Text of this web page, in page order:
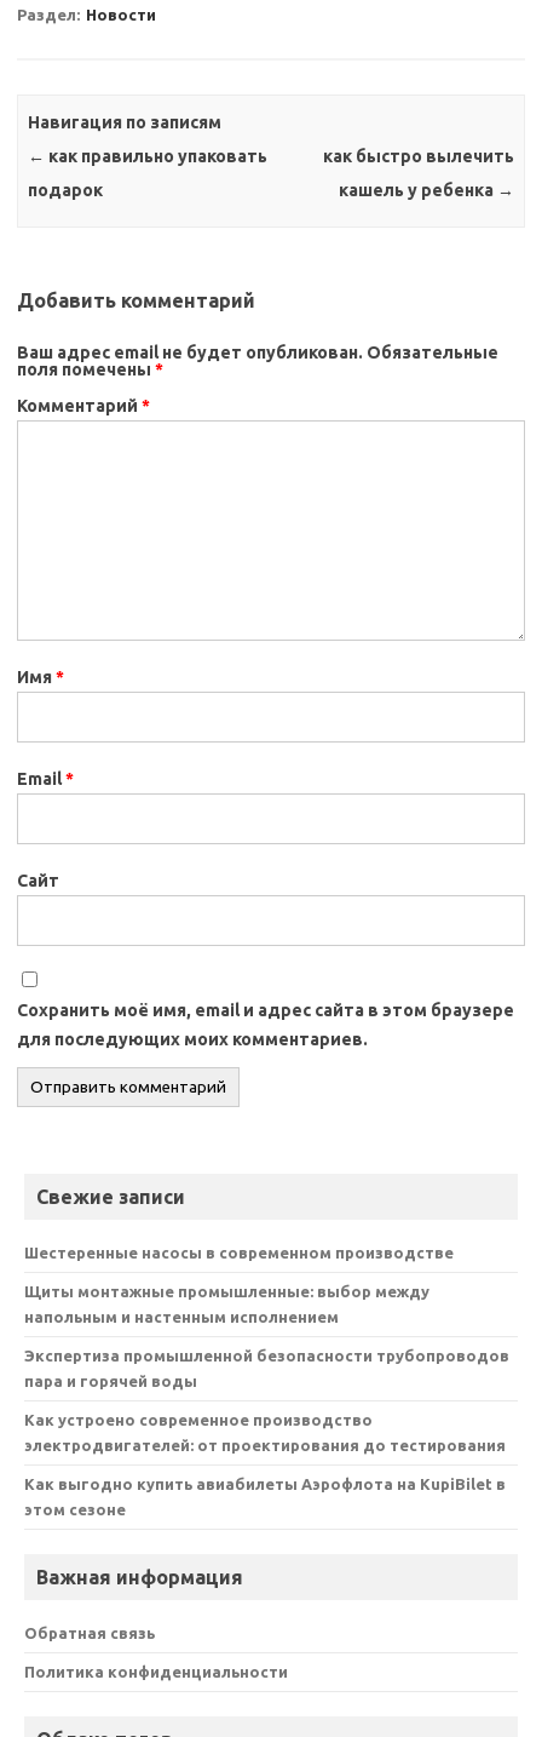
Раздел: Новости
Навигация по записям
← как правильно упаковать
подарок
как быстро вылечить
кашель у ребенка →
Добавить комментарий
Ваш адрес email не будет опубликован. Обязательные
поля помечены *
Комментарий *
Имя*
Email*
Сайт
Сохранить моё имя, email и адрес сайта в этом браузере
для последующих моих комментариев.
Свежие записи
Шестеренные насосы в современном производстве
Щиты монтажные промышленные: выбор между
напольным и настенным исполнением
Экспертиза промышленной безопасности трубопроводов
пара и горячей воды
Как устроено современное производство
электродвигателей: от проектирования до тестирования
Как выгодно купить авиабилеты Аэрофлота на KupiBilet в
этом сезоне
Важная информация
Обратная связь
Политика конфиденциальности